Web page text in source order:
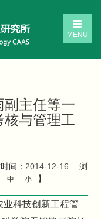
MENU
副主任等一
核与管理工
间： 2014-12-16
浏
中 小 】
科技创新工程管